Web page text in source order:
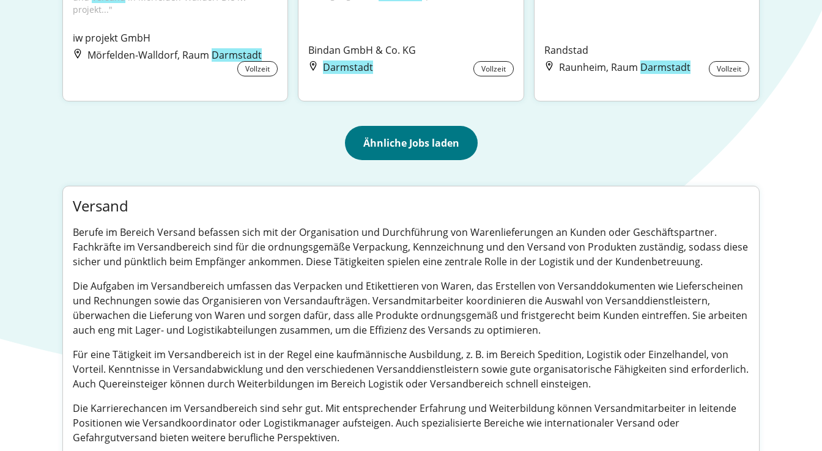
projekt..."
iw projekt GmbH
Mörfelden-Walldorf, Raum Darmstadt
Vollzeit
Bindan GmbH & Co. KG
Darmstadt
Vollzeit
Randstad
Raunheim, Raum Darmstadt Vollzeit
Ähnliche Jobs laden
Versand
Berufe im Bereich Versand befassen sich mit der Organisation und Durchführung von Warenlieferungen an Kunden oder Geschäftspartner.
Fachkräfte im Versandbereich sind für die ordnungsgemäße Verpackung, Kennzeichnung und den Versand von Produkten zuständig, sodass diese
sicher und pünktlich beim Empfänger ankommen. Diese Tätigkeiten spielen eine zentrale Rolle in der Logistik und der Kundenbetreuung.
Die Aufgaben im Versandbereich umfassen das Verpacken und Etikettieren von Waren, das Erstellen von Versanddokumenten wie Lieferscheinen
und Rechnungen sowie das Organisieren von Versandaufträgen. Versandmitarbeiter koordinieren die Auswahl von Versanddienstleistern,
überwachen die Lieferung von Waren und sorgen dafür, dass alle Produkte ordnungsgemäß und fristgerecht beim Kunden eintreffen. Sie arbeiten
auch eng mit Lager- und Logistikabteilungen zusammen, um die Effizienz des Versands zu optimieren.
Für eine Tätigkeit im Versandbereich ist in der Regel eine kaufmännische Ausbildung, z. B. im Bereich Spedition, Logistik oder Einzelhandel, von
Vorteil. Kenntnisse in Versandabwicklung und den verschiedenen Versanddienstleistern sowie gute organisatorische Fähigkeiten sind erforderlich.
Auch Quereinsteiger können durch Weiterbildungen im Bereich Logistik oder Versandbereich schnell einsteigen.
Die Karrierechancen im Versandbereich sind sehr gut. Mit entsprechender Erfahrung und Weiterbildung können Versandmitarbeiter in leitende
Positionen wie Versandkoordinator oder Logistikmanager aufsteigen. Auch spezialisierte Bereiche wie internationaler Versand oder
Gefahrgutversand bieten weitere berufliche Perspektiven.